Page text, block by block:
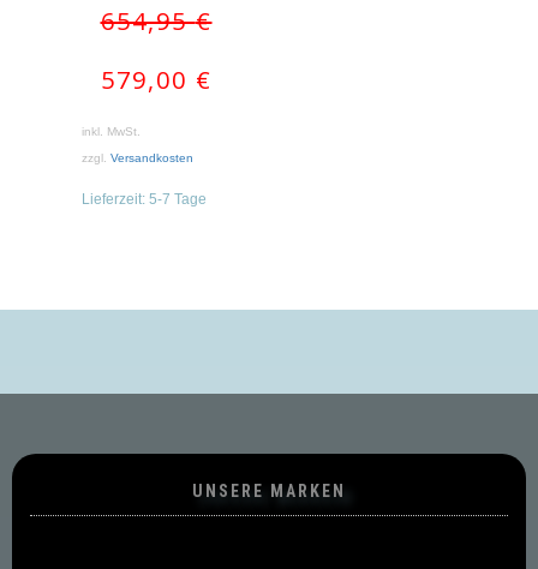
654,95€
579,00 €
inkl. MwSt.
zzgl. Versandkosten
Lieferzeit: 5-7 Tage
UNSERE MARKEN